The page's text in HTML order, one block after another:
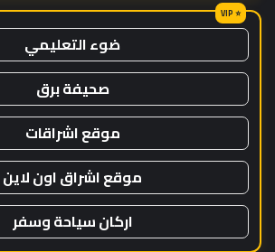
ضوء التعليمي
صحيفة برق
موقع اشراقات
موقع اشراق اون لاين
اركان سياحة وسفر